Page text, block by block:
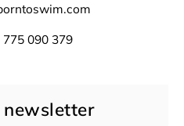
775 090 379